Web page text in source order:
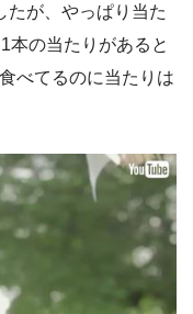
が、やっぱり当た
本の当たりがあると
べてるのに当たりは